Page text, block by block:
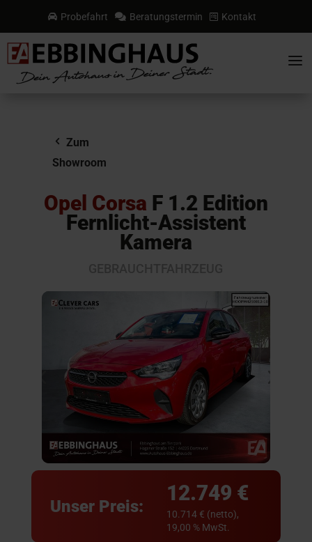
 Probefahrt  Beratungstermin  Kontakt
a
Zum
Showroom
Opel Corsa F 1.2 Edition
Fernlicht-Assistent
Kamera
Unser Preis:
12.749 €
10.714 € (netto),
19,00 % MwSt.